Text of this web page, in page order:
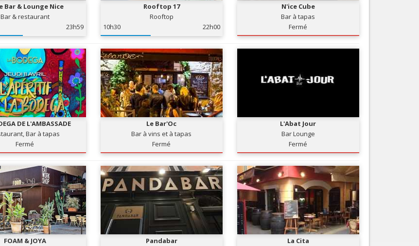
Bar & Lounge Nice
Bar & restaurant
23h59
Rooftop 17
Rooftop
10h30
22h00
N'ice Cube
Bar à tapas
Fermé
DE L'AMBASSADE
Bar à tapas
Fermé
Le Bar'Oc
Bar à vins et à tapas
Fermé
L'Abat Jour
Bar Lounge
Fermé
FOAM & JOYA
Pandabar
La Cita